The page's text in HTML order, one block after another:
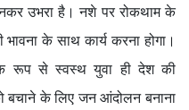
उभरा है। नशे पर रोकथाम के
के साथ कार्य करना होगा।
रूप से स्वस्थ युवा ही देश की
के लिए जन आंदोलन बनाना